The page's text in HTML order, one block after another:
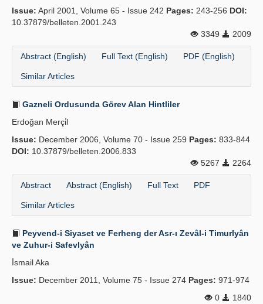
Issue: April 2001, Volume 65 - Issue 242 Pages: 243-256 DOI:
10.37879/belleten.2001.243
3349
2009
Abstract (English) Full Text (English) PDF (English)
Similar Articles
Gazneli Ordusunda Görev Alan Hintliler
Erdoğan Merçi̇l
Issue: December 2006, Volume 70 - Issue 259 Pages: 833-844
DOI: 10.37879/belleten.2006.833
5267
2264
Abstract Abstract (English) Full Text PDF
Similar Articles
Peyvend-i Siyaset ve Ferheng der Asr-ı Zevâl-i Timurlyân
ve Zuhur-i Safevlyân
İ̇smail Aka
Issue: December 2011, Volume 75 - Issue 274 Pages: 971-974
0
1840